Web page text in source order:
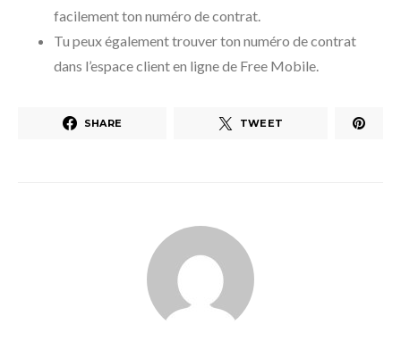
facilement ton numéro de contrat.
Tu peux également trouver ton numéro de contrat
dans l’espace client en ligne de Free Mobile.
SHARE TWEET